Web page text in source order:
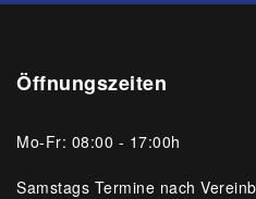
Öffnungszeiten
Mo-Fr: 08:00 - 17:00h
Samstags Termine nach